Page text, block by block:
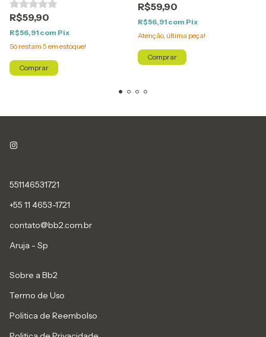
R$59,90
R$56,91 com Pix
Só restam 5 em estoque!
Comprar
R$59,90
R$56,91 com Pix
Atenção, última peça!
Comprar
551146531721
+55 11 4653-1721
contato@bb2.com.br
Aruja - Sp
Sobre a Bb2
Termo de Uso
Politica de Reembolso